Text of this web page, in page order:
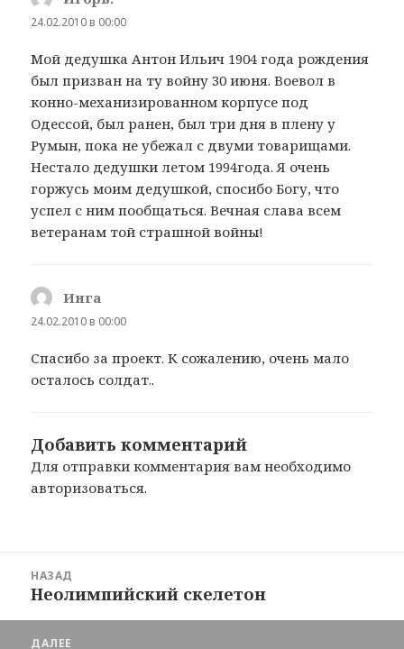
24.02.2010 в 00:00
Мой дедушка Антон Ильич 1904 года рождения
был призван на ту войну 30 июня. Воевол в
конно-механизированном корпусе под
Одессой, был ранен, был три дня в плену у
Румын, пока не убежал с двуми товарищами.
Нестало дедушки летом 1994года. Я очень
горжусь моим дедушкой, спосибо Богу, что
успел с ним пообщаться. Вечная слава всем
ветеранам той страшной войны!
Инга
24.02.2010 в 00:00
Спасибо за проект. К сожалению, очень мало
осталось солдат..
Добавить комментарий
Для отправки комментария вам необходимо
авторизоваться.
записям
НАЗАД
Предыдущая
запись:
Неолимпийский скелетон
ДАЛЕЕ